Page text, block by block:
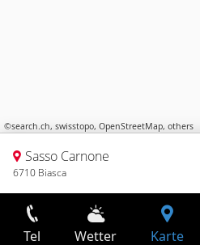
©search.ch, swisstopo, OpenStreetMap, others
Sasso Carnone
6710 Biasca
Tel Wetter Karte